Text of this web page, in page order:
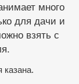
много
для дачи и
взять с
казана.